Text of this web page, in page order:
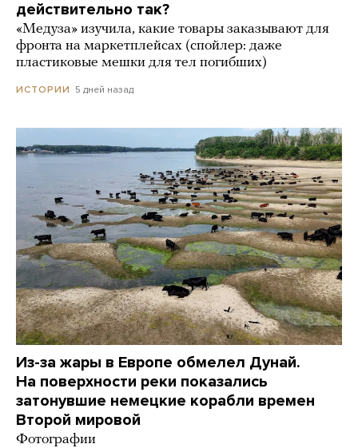
действительно так?
«Медуза» изучила, какие товары заказывают для
фронта на маркетплейсах (спойлер: даже
пластиковые мешки для тел погибших)
ИСТОРИИ 5 дней назад
Из-за жары в Европе обмелел Дунай.
На поверхности реки показались
затонувшие немецкие корабли времен
Второй мировой
Фотографии